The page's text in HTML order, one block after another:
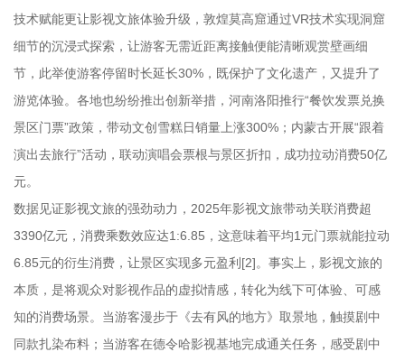
技术赋能更让影视文旅体验升级，敦煌莫高窟通过VR技术实现洞窟
细节的沉浸式探索，让游客无需近距离接触便能清晰观赏壁画细
节，此举使游客停留时长延长30%，既保护了文化遗产，又提升了
游览体验。各地也纷纷推出创新举措，河南洛阳推行“餐饮发票兑换
景区门票”政策，带动文创雪糕日销量上涨300%；内蒙古开展“跟着
演出去旅行”活动，联动演唱会票根与景区折扣，成功拉动消费50亿
元。
数据见证影视文旅的强劲动力，2025年影视文旅带动关联消费超
3390亿元，消费乘数效应达1:6.85，这意味着平均1元门票就能拉动
6.85元的衍生消费，让景区实现多元盈利[2]。事实上，影视文旅的
本质，是将观众对影视作品的虚拟情感，转化为线下可体验、可感
知的消费场景。当游客漫步于《去有风的地方》取景地，触摸剧中
同款扎染布料；当游客在德令哈影视基地完成通关任务，感受剧中